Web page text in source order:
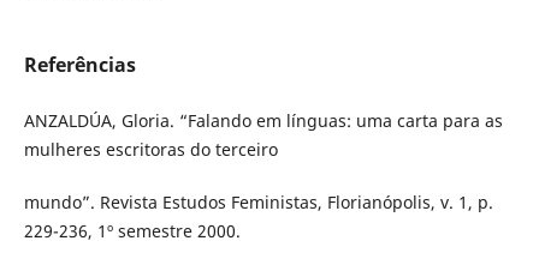
Referências
ANZALDÚA, Gloria. “Falando em línguas: uma carta para as
mulheres escritoras do terceiro
mundo”. Revista Estudos Feministas, Florianópolis, v. 1, p.
229-236, 1º semestre 2000.